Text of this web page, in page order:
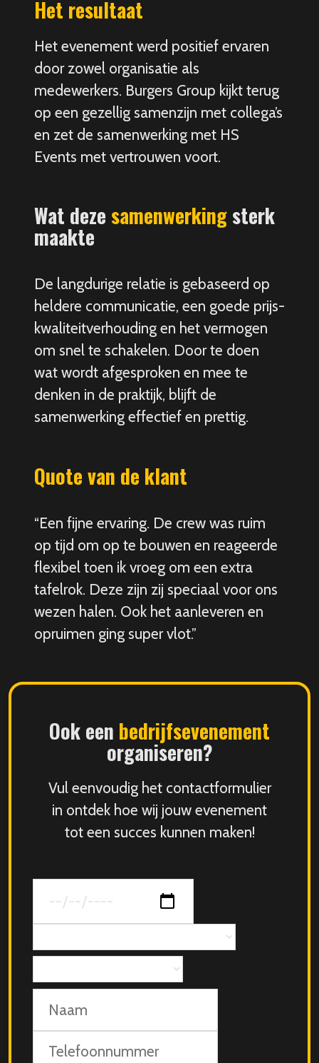
Het resultaat
Het evenement werd positief ervaren
door zowel organisatie als
medewerkers. Burgers Group kijkt terug
op een gezellig samenzijn met collega’s
en zet de samenwerking met HS
Events met vertrouwen voort.
Wat deze samenwerkingsterk
maakte
De langdurige relatie is gebaseerd op
heldere communicatie, een goede prijs-
kwaliteitverhouding en het vermogen
om snel te schakelen. Door te doen
wat wordt afgesproken en mee te
denken in de praktijk, blijft de
samenwerking effectief en prettig.
Quote van de klant
“Een fijne ervaring. De crew was ruim
op tijd om op te bouwen en reageerde
flexibel toen ik vroeg om een extra
tafelrok. Deze zijn zij speciaal voor ons
wezen halen. Ook het aanleveren en
opruimen ging super vlot.”
Ook een bedrijfsevenement
organiseren?
Vul eenvoudig het contactformulier
in ontdek hoe wij jouw evenement
tot een succes kunnen maken!
van
jouw
personen